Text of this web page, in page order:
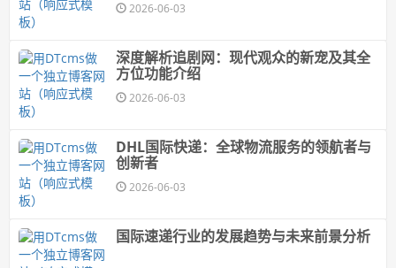
2026-06-03
深度解析追剧网：现代观众的新宠及其全
方位功能介绍
2026-06-03
DHL国际快递：全球物流服务的领航者与
创新者
2026-06-03
国际速递行业的发展趋势与未来前景分析